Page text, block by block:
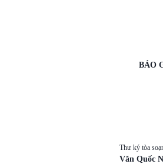
BÁO
Thư ký tòa
Văn Quốc